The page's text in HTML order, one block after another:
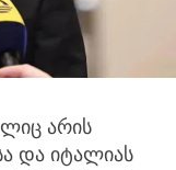
არის
და იტალიას